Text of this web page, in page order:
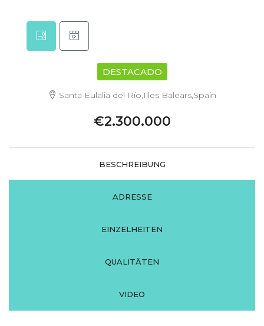
DESTACADO
Santa Eulalia del Río,Illes Balears,Spain
€2.300.000
BESCHREIBUNG
ADRESSE
EINZELHEITEN
QUALITÄTEN
VIDEO